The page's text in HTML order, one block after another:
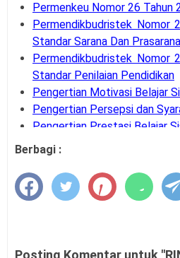
Permenkeu Nomor 26 Tahun
Permendikbudristek Nomor
Standar Sarana Dan Prasarana
Permendikbudristek Nomor
Standar Penilaian Pendidikan
Pengertian Motivasi Belajar
Pengertian Persepsi dan
Pengertian Prestasi Belajar
Pengertian dan Teknik
Bank Soal UM-PTKIN Tahun
Pengertian dan Komponen
Panduan Cara Aktivasi MFA
Berbagi :
Posting Komentar untuk